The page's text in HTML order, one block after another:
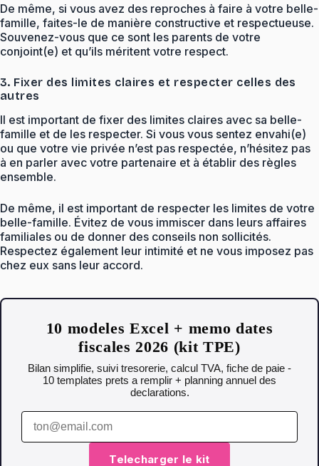
De même, si vous avez des reproches à faire à votre belle-
famille, faites-le de manière constructive et respectueuse.
Souvenez-vous que ce sont les parents de votre
conjoint(e) et qu’ils méritent votre respect.
3. Fixer des limites claires et respecter celles des
autres
Il est important de fixer des limites claires avec sa belle-
famille et de les respecter. Si vous vous sentez envahi(e)
ou que votre vie privée n’est pas respectée, n’hésitez pas
à en parler avec votre partenaire et à établir des règles
ensemble.
De même, il est important de respecter les limites de votre
belle-famille. Évitez de vous immiscer dans leurs affaires
familiales ou de donner des conseils non sollicités.
Respectez également leur intimité et ne vous imposez pas
chez eux sans leur accord.
10 modeles Excel + memo dates
fiscales 2026 (kit TPE)
Bilan simplifie, suivi tresorerie, calcul TVA, fiche de paie -
10 templates prets a remplir + planning annuel des
declarations.
Telecharger le kit